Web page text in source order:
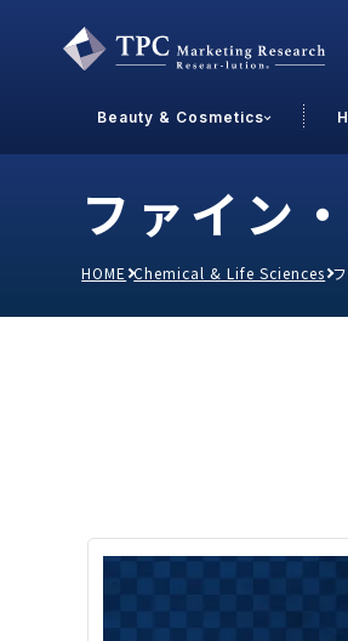
Beauty & Cosmetics
業
Contact Us
原料・素材
Pharmaceuticals & Medical
ファイン
HOME Chemical & Life Sciences